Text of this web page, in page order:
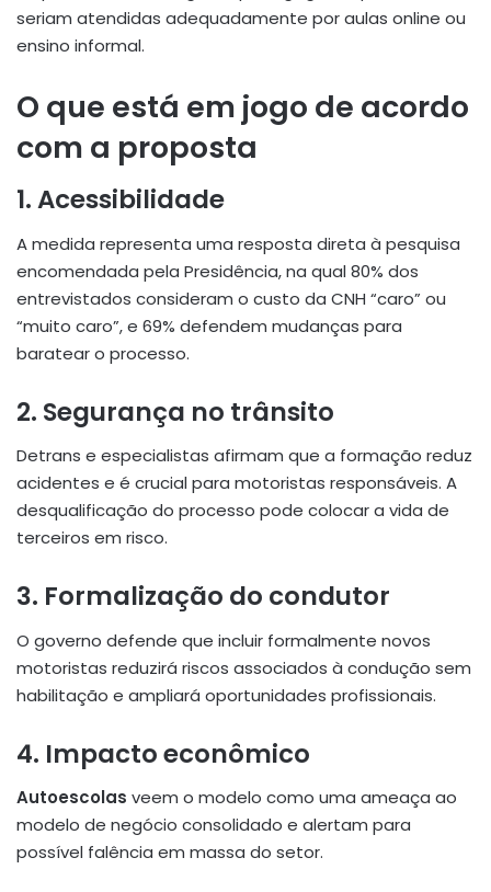
seriam atendidas adequadamente por aulas online ou
ensino informal.
O que está em jogo de acordo
com a proposta
1.Acessibilidade
A medida representa uma resposta direta à pesquisa
encomendada pela Presidência, na qual 80% dos
entrevistados consideram o custo da CNH “caro” ou
“muito caro”, e 69% defendem mudanças para
baratear o processo.
2. Segurança no trânsito
Detrans e especialistas afirmam que a formação reduz
acidentes e é crucial para motoristas responsáveis. A
desqualificação do processo pode colocar a vida de
terceiros em risco.
3. Formalização do condutor
O governo defende que incluir formalmente novos
motoristas reduzirá riscos associados à condução sem
habilitação e ampliará oportunidades profissionais.
4. Impacto econômico
Autoescolas veem o modelo como uma ameaça ao
modelo de negócio consolidado e alertam para
possível falência em massa do setor.